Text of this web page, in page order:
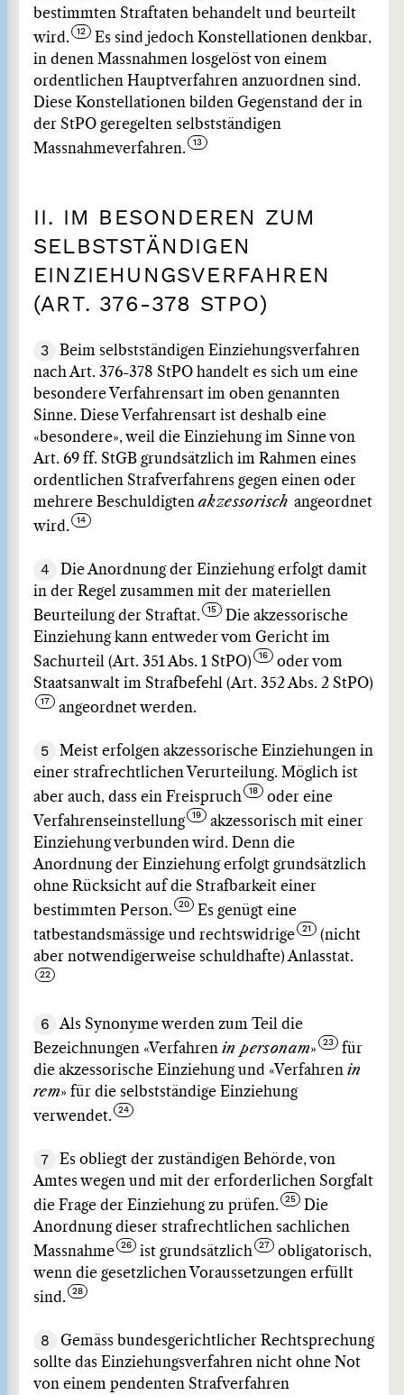
bestimmten Straftaten behandelt und beurteilt
wird.
Es sind jedoch Konstellationen denkbar,
in denen Massnahmen losgelöst von einem
ordentlichen Hauptverfahren anzuordnen sind.
Diese Konstellationen bilden Gegenstand der in
der StPO geregelten selbstständigen
Massnahmeverfahren.
II. IM BESONDEREN ZUM
SELBSTSTÄNDIGEN
EINZIEHUNGSVERFAHREN
(ART. 376-378 STPO)
3
Beim selbstständigen Einziehungsverfahren
nach Art. 376-378 StPO handelt es sich um eine
besondere Verfahrensart im oben genannten
Sinne. Diese Verfahrensart ist deshalb eine
«besondere», weil die Einziehung im Sinne von
Art. 69 ff. StGB grundsätzlich im Rahmen eines
ordentlichen Strafverfahrens gegen einen oder
mehrere Beschuldigten akzessorischangeordnet
wird.
4
Die Anordnung der Einziehung erfolgt damit
in der Regel zusammen mit der materiellen
Beurteilung der Straftat.
Die akzessorische
Einziehung kann entweder vom Gericht im
Sachurteil (Art. 351 Abs. 1 StPO)
oder vom
Staatsanwalt im Strafbefehl (Art. 352 Abs. 2 StPO)
angeordnet werden.
5
Meist erfolgen akzessorische Einziehungen in
einer strafrechtlichen Verurteilung. Möglich ist
aber auch, dass ein Freispruch
oder eine
Verfahrenseinstellung
akzessorisch mit einer
Einziehung verbunden wird. Denn die
Anordnung der Einziehung erfolgt grundsätzlich
ohne Rücksicht auf die Strafbarkeit einer
bestimmten Person.
Es genügt eine
tatbestandsmässige und rechtswidrige
(nicht
aber notwendigerweise schuldhafte) Anlasstat.
6
Als Synonyme werden zum Teil die
Bezeichnungen «Verfahren in personam»
für
die akzessorische Einziehung und «Verfahren in
rem» für die selbstständige Einziehung
verwendet.
7
Es obliegt der zuständigen Behörde, von
Amtes wegen und mit der erforderlichen Sorgfalt
die Frage der Einziehung zu prüfen.
Die
Anordnung dieser strafrechtlichen sachlichen
Massnahme
ist grundsätzlich
obligatorisch,
wenn die gesetzlichen Voraussetzungen erfüllt
sind.
8
Gemäss bundesgerichtlicher Rechtsprechung
sollte das Einziehungsverfahren nicht ohne Not
von einem pendenten Strafverfahren